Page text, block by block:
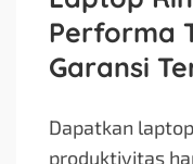
Performa
Garansi
Dapatkan
produktivitas